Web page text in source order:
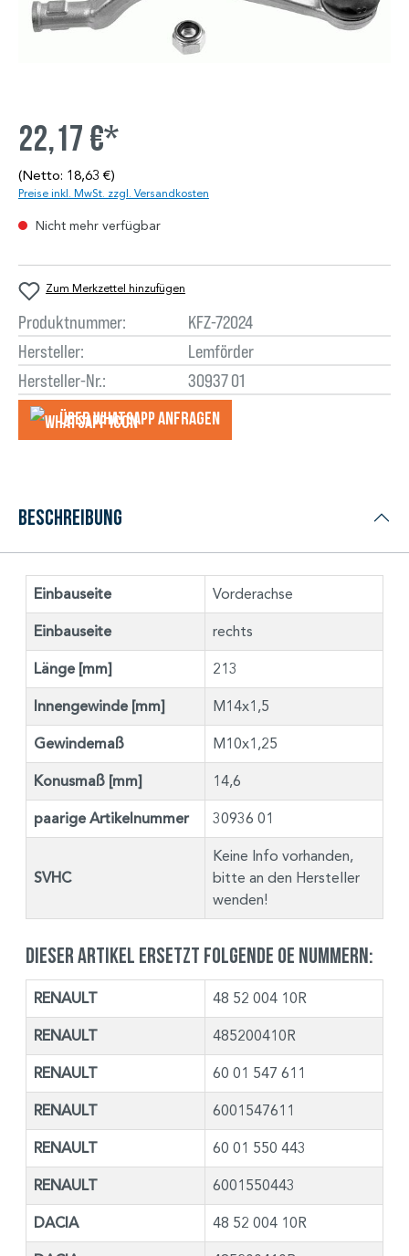
22,17 €*
(Netto: 18,63 €)
Preise inkl. MwSt. zzgl. Versandkosten
Nicht mehr verfügbar
Zum Merkzettel hinzufügen
Produktnummer:
KFZ-72024
Hersteller:
Lemförder
Hersteller-Nr.:
30937 01
Über WhatsApp anfragеn
Beschreibung
Einbauseite Vorderachse
Einbauseite rechts
Länge [mm] 213
Innengewinde [mm] M14x1,5
Gewindemaß M10x1,25
Konusmaß [mm] 14,6
paarige Artikelnummer 30936 01
SVHC
Keine Info vorhanden,
bitte an den Hersteller
wenden!
Dieser Artikel ersetzt folgende OE Nummern:
RENAULT 48 52 004 10R
RENAULT 485200410R
RENAULT 60 01 547 611
RENAULT 6001547611
RENAULT 60 01 550 443
RENAULT 6001550443
DACIA 48 52 004 10R